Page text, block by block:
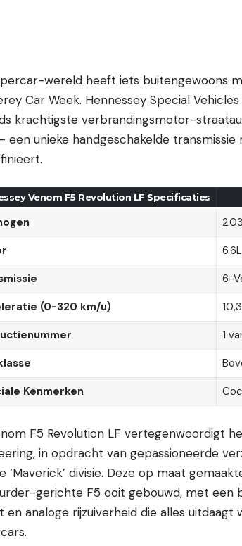
wereld heeft iets buitengewoons
Car Week. Hennessey Special
krachtigste verbrandingsmotor-
een unieke handgeschakelde
Venom F5 Revolution LF Specificaties
6-
(0-320 km/u)
1
Kenmerken
F5 Revolution LF vertegenwoordigt
in opdracht van gepassioneerde
‘Maverick’ divisie. Deze op maat
gerichte F5 ooit gebouwd, met een
en analoge rijzuiverheid die alles